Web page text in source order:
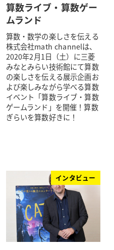
算数ライブ・算数ゲー
ムランド
算数・数学の楽しさを伝える
株式会社math channelは、
2020年2月1日（土）に三菱
みなとみらい技術館にて算数
の楽しさを伝える展示企画お
よび楽しみながら学べる算数
イベント「算数ライブ・算数
ゲームランド」を開催！算数
ぎらいを算数好きに！
インタビュー